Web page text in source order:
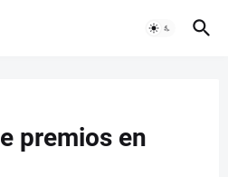
premios en